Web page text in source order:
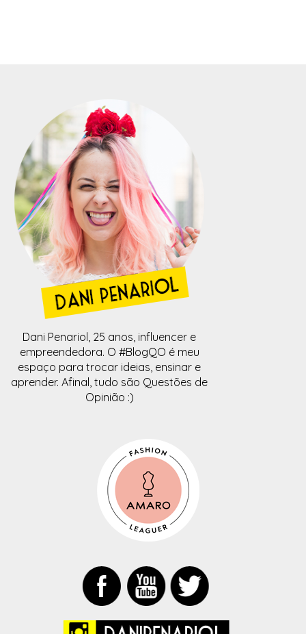
Dani Penariol, 25 anos, influencer e
empreendedora. O #BlogQO é meu
espaço para trocar ideias, ensinar e
aprender. Afinal, tudo são Questões de
Opinião :)